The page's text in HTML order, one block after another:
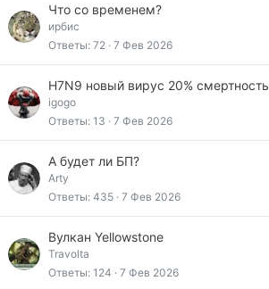
Что со временем?
ирбис
Ответы 72 7 Фев 2026
Н7N9 новый вирус 20% смертность
igogo
Ответы 13 7 Фев 2026
А будет ли БП?
Arty
Ответы 435 7 Фев 2026
Вулкан Yellowstone
Travolta
Ответы 124 7 Фев 2026